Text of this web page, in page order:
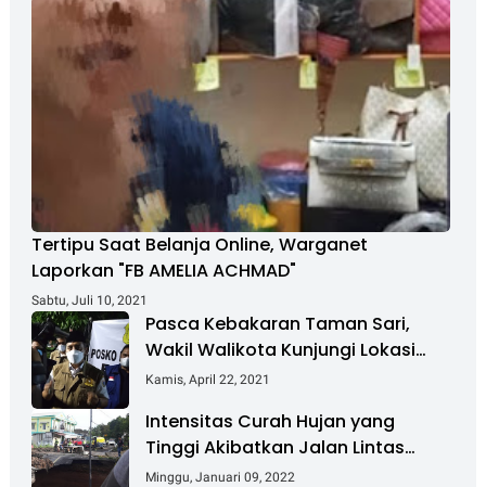
Tertipu Saat Belanja Online, Warganet
Laporkan "FB AMELIA ACHMAD"
Sabtu, Juli 10, 2021
Pasca Kebakaran Taman Sari,
Wakil Walikota Kunjungi Lokasi
Kebakaran Dan Salurkan Bantuan
Kamis, April 22, 2021
Intensitas Curah Hujan yang
Tinggi Akibatkan Jalan Lintas
Sumatera Nyaris Putus
Minggu, Januari 09, 2022